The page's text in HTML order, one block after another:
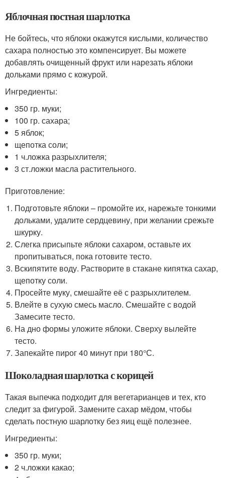
Яблочная постная шарлотка
Не бойтесь, что яблоки окажутся кислыми, количество
сахара полностью это компенсирует. Вы можете
добавлять очищенный фрукт или нарезать яблоки
дольками прямо с кожурой.
Ингредиенты:
350 гр. муки;
100 гр. сахара;
5 яблок;
щепотка соли;
1 ч.ложка разрыхлителя;
3 ст.ложки масла растительного.
Приготовление:
Подготовьте яблоки – промойте их, нарежьте тонкими
дольками, удалите сердцевину, при желании срежьте
шкурку.
Слегка присыпьте яблоки сахаром, оставьте их
пропитываться, пока готовите тесто.
Вскипятите воду. Растворите в стакане кипятка сахар,
щепотку соли.
Просейте муку, смешайте её с разрыхлителем.
Влейте в сухую смесь масло. Смешайте с водой
Замесите тесто.
На дно формы уложите яблоки. Сверху вылейте
тесто.
Запекайте пирог 40 минут при 180°С.
Шоколадная шарлотка с корицей
Такая выпечка подходит для вегетарианцев и тех, кто
следит за фигурой. Замените сахар мёдом, чтобы
сделать постную шарлотку без яиц ещё полезнее.
Ингредиенты:
350 гр. муки;
2 ч.ложки какао;